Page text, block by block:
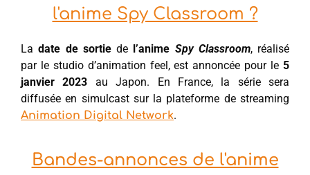
l'anime Spy Classroom ?
Ladate de sortiede l’anime Spy Classroom, réalisé
par le studio d’animation feel, est annoncée pour le 5
janvier 2023 au Japon. En France, la série sera
diffusée en simulcast sur la plateforme de streaming
Animation Digital Network.
Bandes-annonces de l'anime